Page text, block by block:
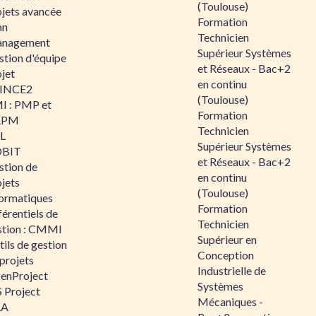
avancée
d'équipe
: PMP et
de
de
: CMMI
de gestion
Project
(Toulouse)
Formation
Technicien
Supérieur Systèmes
et Réseaux - Bac+2
en continu
(Toulouse)
Formation
Technicien
Supérieur Systèmes
et Réseaux - Bac+2
en continu
(Toulouse)
Formation
Technicien
Supérieur en
Conception
Industrielle de
Systèmes
Mécaniques -